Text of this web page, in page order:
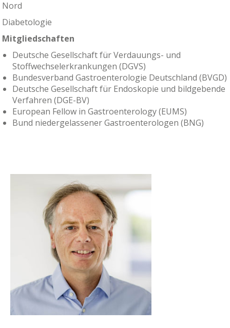
Nord
Diabetologie
Mitgliedschaften
Deutsche Gesellschaft für Verdauungs- und
Stoffwechselerkrankungen (DGVS)
Bundesverband Gastroenterologie Deutschland (BVGD)
Deutsche Gesellschaft für Endoskopie und bildgebende
Verfahren (DGE-BV)
European Fellow in Gastroenterology (EUMS)
Bund niedergelassener Gastroenterologen (BNG)